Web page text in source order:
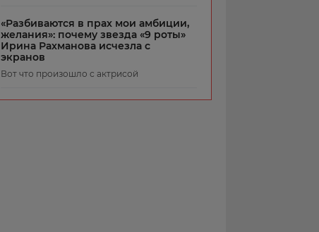
«Разбиваются в прах мои амбиции,
желания»: почему звезда «9 роты»
Ирина Рахманова исчезла с
экранов
Вот что произошло с актрисой